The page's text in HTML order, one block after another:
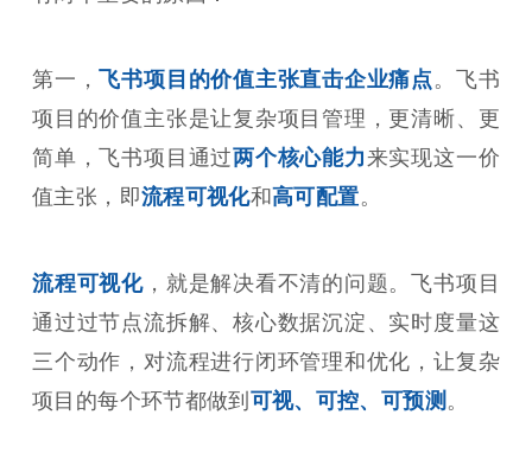
第一， 飞书项目的价值主张直击企业痛点 。飞书
项目的价值主张是让复杂项目管理，更清晰、更
简单，飞书项目通过两个核心能力来实现这一价
值主张，即流程可视化和高可配置。
流程可视化，就是解决看不清的问题。飞书项目
通过过节点流拆解、核心数据沉淀、实时度量这
三个动作，对流程进行闭环管理和优化，让复杂
项目的每个环节都做到 可视、可控、可预测 。